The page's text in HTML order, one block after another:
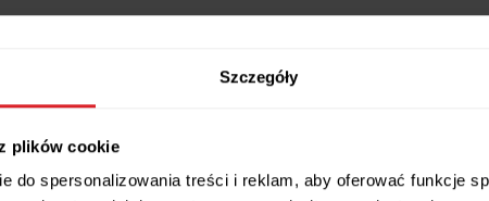
Szczegóły
plików cookie
do spersonalizowania treści i reklam, aby oferować funkcje
SPB-120BB_120
albo zna kogoś, kto nim jest. Dlatego zapewne jesteśmy
kontrolery do gier czy po prostu pudełka z najnowszymi tytułami.